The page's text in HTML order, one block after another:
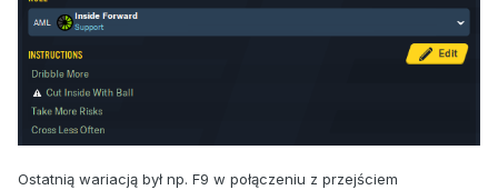
Ostatnią wariacją był np. F9 w połączeniu z przejściem